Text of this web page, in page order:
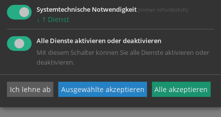
Die Pfarrkirche Schenkenfelden – 500 Jahre Geschichte und
Systemtechnische Notwendigkeit (immer erforderlich)
↓ 1 Dienst
Alle Dienste aktivieren oder deaktivieren
Mit diesem Schalter können Sie alle Dienste aktivieren oder
deaktivieren.
Ich lehne ab Ausgewählte akzeptieren Alle akzeptieren